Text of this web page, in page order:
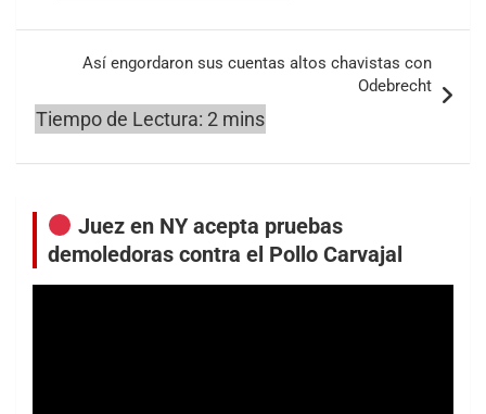
Así engordaron sus cuentas altos chavistas con
Odebrecht
Juez en NY acepta pruebas
demoledoras contra el Pollo Carvajal